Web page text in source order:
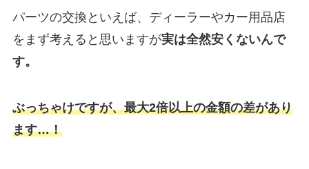
パーツの交換といえば、ディーラーやカー用品店
をまず考えると思いますが実は全然安くないんで
す。
ぶっちゃけですが、最大2倍以上の金額の差があり
ます…！